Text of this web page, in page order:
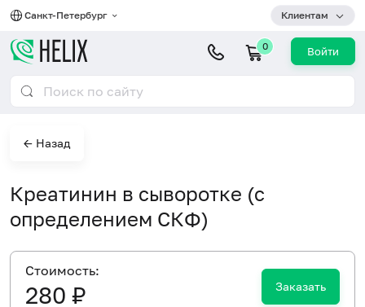
Санкт-Петербург Клиентам
0 Войти
← Назад
Креатинин в сыворотке (с
определением СКФ)
Cтоимость:
280 ₽ Заказать